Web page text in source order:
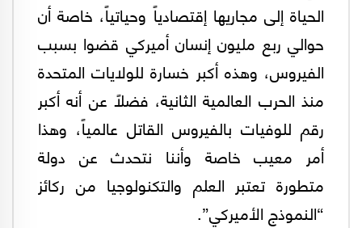
الحياة إلى مجاريها إقتصادياً وحياتياً، خاصة أن
حوالي ربع مليون إنسان أميركي قضوا بسبب
الفيروس، وهذه أكبر خسارة للولايات المتحدة
منذ الحرب العالمية الثانية، فضلاً عن أنه أكبر
رقم للوفيات بالفيروس القاتل عالمياً، وهذا
أمر معيب خاصة وأننا نتحدث عن دولة
متطورة تعتبر العلم والتكنولوجيا من ركائز
“النموذج الأميركي”.